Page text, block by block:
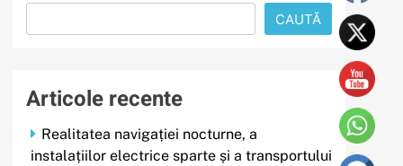
CAUTĂ
Articole recente
Realitatea navigației nocturne, a
instalațiilor electrice sparte și a transportului